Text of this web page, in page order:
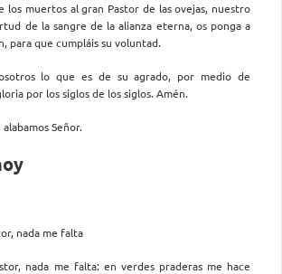
los muertos al gran Pastor de las ovejas, nuestro
de la sangre de la alianza eterna, os ponga a
para que cumpláis su voluntad.
lo que es de su agrado, por medio de
por los siglos de los siglos. Amén.
Señor.
nada me falta
nada me falta: en verdes praderas me hace